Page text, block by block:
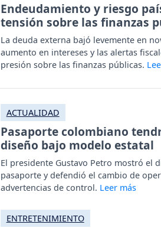
Endeudamiento y riesgo
tensión sobre las finanzas
La deuda externa bajó levemente en
aumento en intereses y las alertas
presión sobre las finanzas públicas.
ACTUALIDAD
Pasaporte colombiano
diseño bajo modelo estatal
El presidente Gustavo Petro mostró el
pasaporte y defendió el cambio de
advertencias de control.
ENTRETENIMIENTO